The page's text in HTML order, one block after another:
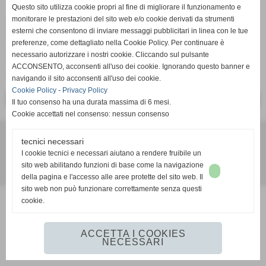
L'Acd Guidoniacomunica ufficialmente che Cristian De
Vincenzi sarà il nuovo allenatore della squadraUnder 15
del Settore Giovanile.
Lo scorso anno il mister ha lavorato per la Ledesma
Academy, da questa stagione sarà un giallorosso!
<< PRECEDENTE
00012 - Telefono e fax: 0774342906
Realizzazione siti web www.sitoper.it
Questo sito utilizza cookie propri al fine di migliorare il funzionamento e
monitorare le prestazioni del sito web e/o cookie derivati da strumenti
esterni che consentono di inviare messaggi pubblicitari in linea con le tue
preferenze, come dettagliato nella Cookie Policy. Per continuare è
necessario autorizzare i nostri cookie. Cliccando sul pulsante
ACCONSENTO, acconsenti all'uso dei cookie. Ignorando questo banner e
navigando il sito acconsenti all'uso dei cookie.
Cookie Policy - Privacy Policy
Il tuo consenso ha una durata massima di 6 mesi.
Cookie accettati nel consenso: nessun consenso
tecnici necessari
I cookie tecnici e necessari aiutano a rendere fruibile un
sito web abilitando funzioni di base come la navigazione
della pagina e l'accesso alle aree protette del sito web. Il
sito web non può funzionare correttamente senza questi
cookie.
ACCETTA I COOKIES
NECESSARI